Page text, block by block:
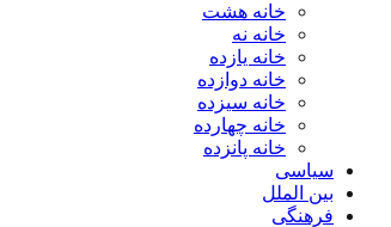
خانه هشت
خانه نه
خانه یازده
خانه دوازده
خانه سیزده
خانه چهارده
خانه پانزده
سیاسی
بین الملل
فرهنگی